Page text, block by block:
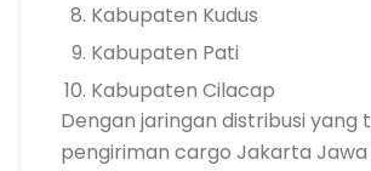
Kabupaten Kudus
Kabupaten Pati
Kabupaten Cilacap
Dengan jaringan distribusi yang
pengiriman cargo Jakarta Jawa